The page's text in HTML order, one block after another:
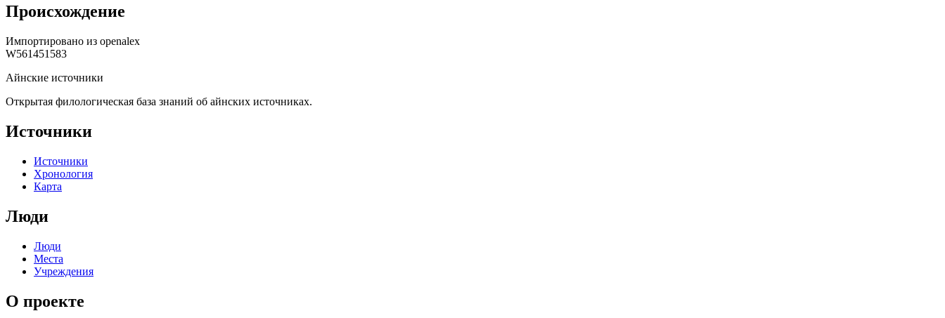
Происхождение
Импортировано из openalex
W561451583
Айнские источники
Открытая филологическая база знаний об айнских источниках.
Источники
Источники
Хронология
Карта
Люди
Люди
Места
Учреждения
О проекте